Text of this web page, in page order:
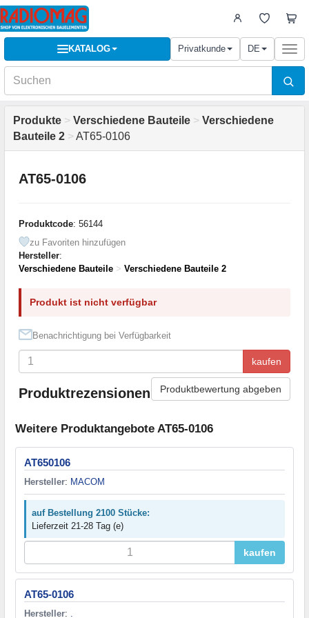
KATALOG Privatkunde DE
Produkte > Verschiedene Bauteile > Verschiedene
Bauteile 2 > AT65-0106
AT65-0106
Produktcode: 56144
zu Favoriten hinzufügen
Hersteller:
Verschiedene Bauteile > Verschiedene Bauteile 2
Produkt ist nicht verfügbar
Benachrichtigung bei Verfügbarkeit
kaufen
Produktrezensionen Produktbewertung abgeben
Weitere Produktangebote AT65-0106
AT650106
Hersteller: MACOM
auf Bestellung 2100 Stücke:
Lieferzeit 21-28 Tag (e)
kaufen
AT65-0106
Hersteller: .